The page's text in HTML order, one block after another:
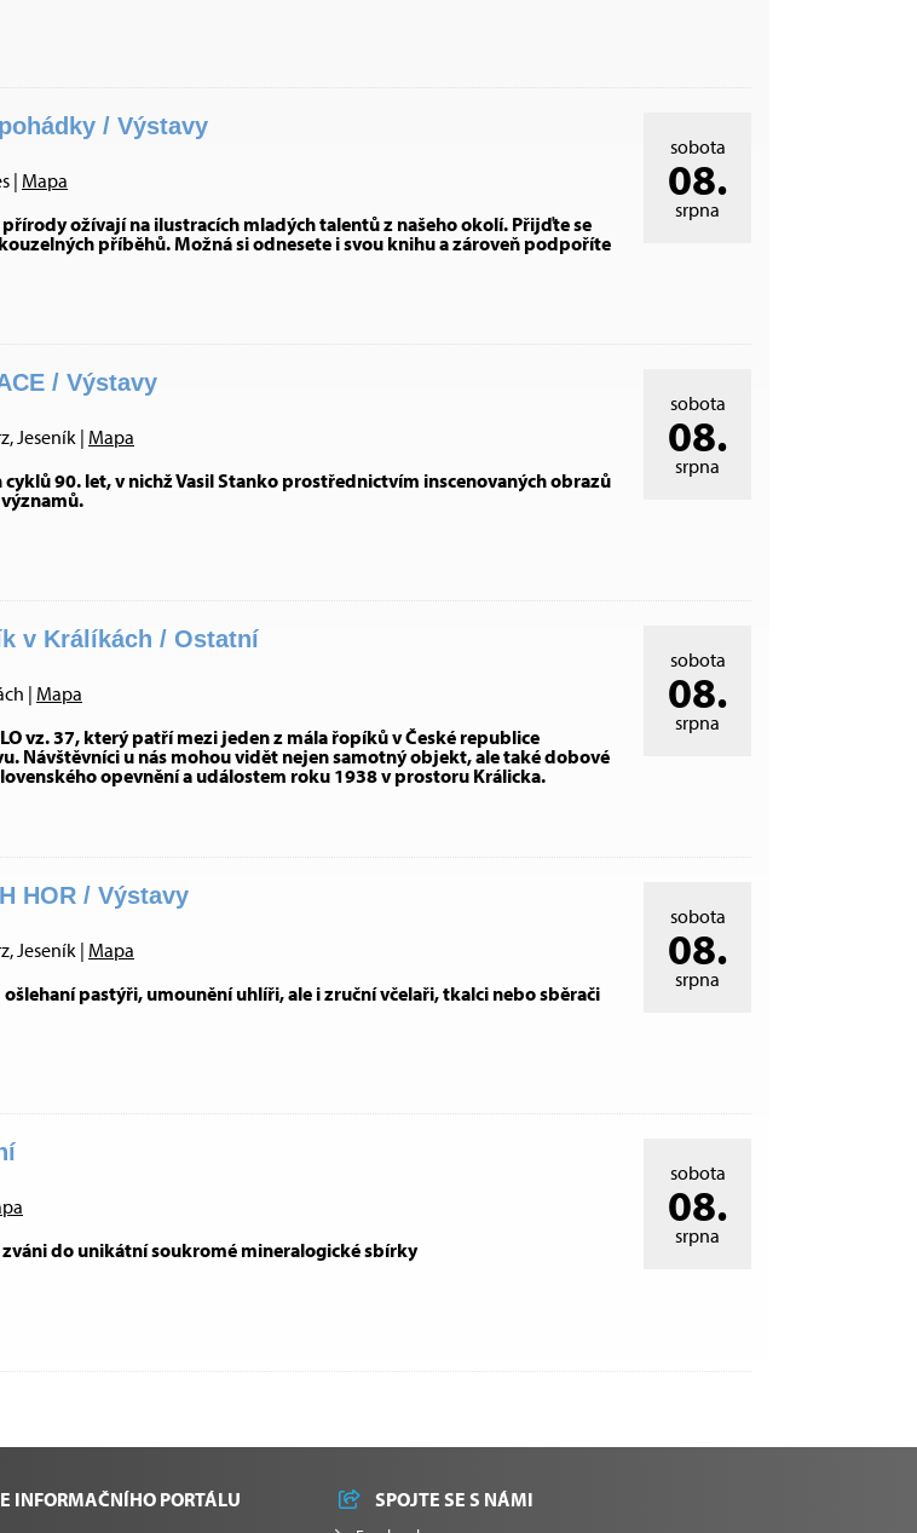
sobota
08.
srpna
/ Výstavy
| Mapa
ožívají na ilustracích mladých talentů z našeho okolí. Přijďte se
příběhů. Možná si odnesete i svou knihu a zároveň podpoříte
sobota
08.
srpna
/ Výstavy
Jeseník | Mapa
90. let, v nichž Vasil Stanko prostřednictvím inscenovaných obrazů
sobota
08.
srpna
v Králíkách / Ostatní
| Mapa
vz. 37, který patří mezi jeden z mála řopíků v České republice
Návštěvníci u nás mohou vidět nejen samotný objekt, ale také dobové
opevnění a událostem roku 1938 v prostoru Králicka.
sobota
08.
srpna
HOR / Výstavy
Jeseník | Mapa
pastýři, umounění uhlíři, ale i zruční včelaři, tkalci nebo sběrači
sobota
08.
srpna
zváni do unikátní soukromé mineralogické sbírky
INFORMAČNÍHO PORTÁLU SPOJTE SE S NÁMI